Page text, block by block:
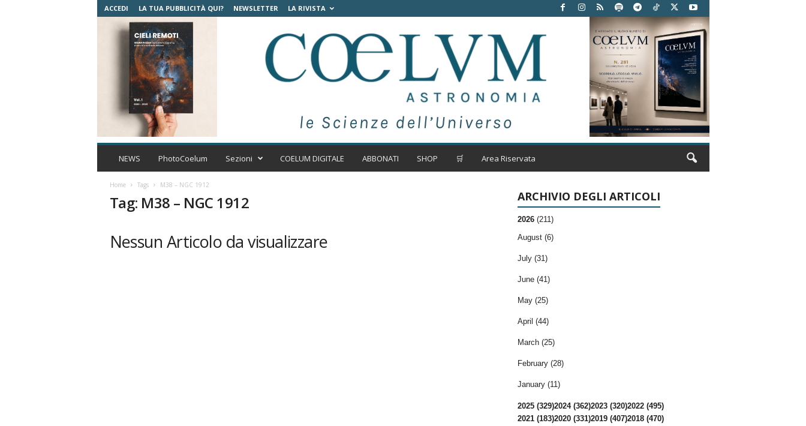
ACCEDI LA TUA PUBBLICITÀ QUI? NEWSLETTER LA RIVISTA
C
t
NEWS PhotoCoelum Sezioni COELUM DIGITALE ABBONATI SHOP 🛒 Area Riservata
Home Tags M38 – NGC 1912
Tag: M38 – NGC 1912
Nessun Articolo da visualizzare
ARCHIVIO DEGLI ARTICOLI
2026 (211)
August (6)
July (31)
June (41)
May (25)
April (44)
March (25)
February (28)
January (11)
2025 (329)2024 (362)2023 (320)2022 (495)
2021 (183)2020 (331)2019 (407)2018 (470)